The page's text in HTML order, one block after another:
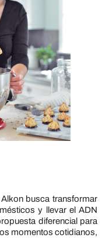
busca transformar
y llevar el ADN
diferencial para
momentos cotidianos,